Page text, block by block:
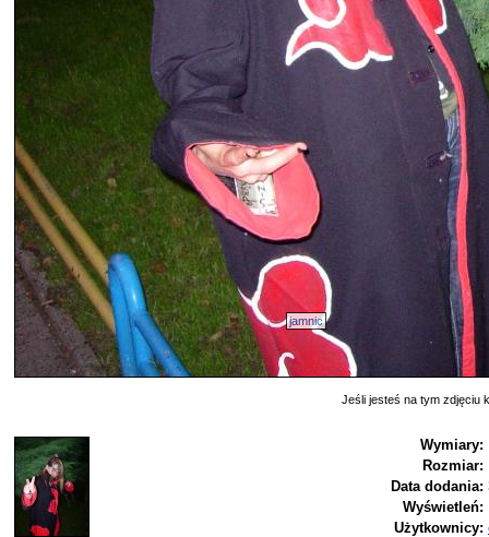
jamnic
Jeśli jesteś na tym zdjęciu
Wymiary:
Rozmiar:
Data dodania:
Wyświetleń:
Użytkownicy: